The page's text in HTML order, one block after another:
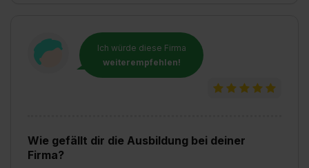
der Kategorien „Präferenzen“, „Statistiken“ und „Social
Media und Marketing“ umfasst hierbei die Einwilligung
zur Übermittlung deiner Daten in die USA (Art. 49 Abs. 1
S. 1 lit. a) DS-GVO). Die USA verfügen über kein
Wirkung für die Zukunft ganz oder teilweise über unsere
Datenschutzerklärung unter dem Punkt „Datenschutz-
Ich würde diese Firma
weiterempfehlen!
Wie gefällt dir die Ausbildung bei deiner
Firma?